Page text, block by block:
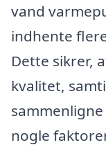
vand
indhente
Dette sikrer,
kvalitet,
nogle